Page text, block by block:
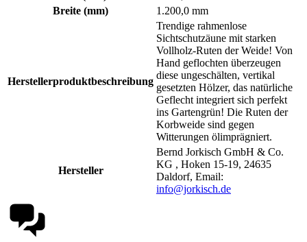
Breite (mm)
1.200,0 mm
Herstellerproduktbeschreibung
Trendige rahmenlose
Sichtschutzäune mit starken
Vollholz-Ruten der Weide! Von
Hand geflochten überzeugen
diese ungeschälten, vertikal
gesetzten Hölzer, das natürliche
Geflecht integriert sich perfekt
ins Gartengrün! Die Ruten der
Korbweide sind gegen
Witterungen ölimprägniert.
Hersteller
Bernd Jorkisch GmbH & Co.
KG , Hoken 15-19, 24635
Daldorf, Email:
info@jorkisch.de